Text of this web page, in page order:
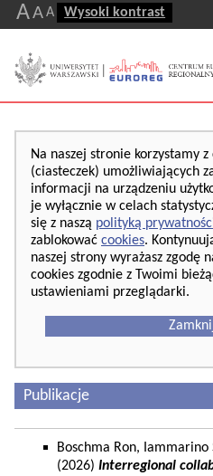
AA A Wysoki kontrast
Na naszej stronie korzystamy z
(ciasteczek) umożliwiających
informacji na urządzeniu
je wyłącznie w celach
się z naszą polityką
zablokować cookies.
naszej strony wyrażasz zgodę
cookies zgodnie z Twoimi
ustawieniami przeglądarki.
Publikacje
Boschma Ron, Iammarino
(2026) Interregional